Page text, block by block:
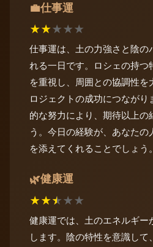
💼仕事運
★★★★★
仕事運は、土の力強さと陰の
れる一日です。ロシェの持つ
を重視し、周囲との協調性
ロジェクトの成功につなが
的な努力により、期待以上の
う。今日の経験が、あなたの
を添えてくれることでしょう。
🌿健康運
★★★★★
健康運では、土のエネルギー
します。陰の特性を意識し